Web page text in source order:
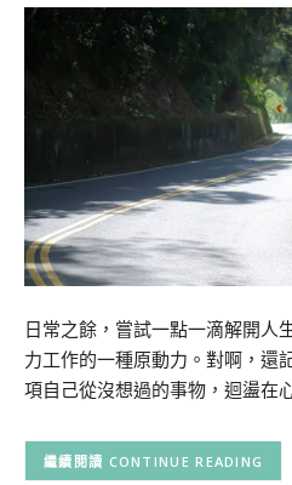
日常之餘，嘗試一點一滴解開人
力工作的一種原動力。對啊，還
項自己從沒想過的事物，迴盪在
CONTINUE READING